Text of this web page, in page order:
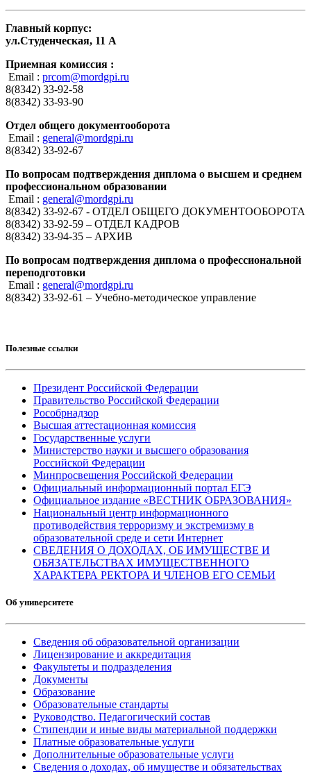
Главный корпус:
ул.Студенческая, 11 А
Приемная комиссия :
Email : prcom@mordgpi.ru
8(8342) 33-92-58
8(8342) 33-93-90
Отдел общего документооборота
Email : general@mordgpi.ru
8(8342) 33-92-67
По вопросам подтверждения диплома о высшем и среднем
профессиональном образовании
Email : general@mordgpi.ru
8(8342) 33-92-67 - ОТДЕЛ ОБЩЕГО ДОКУМЕНТООБОРОТА
8(8342) 33-92-59 – ОТДЕЛ КАДРОВ
8(8342) 33-94-35 – АРХИВ
По вопросам подтверждения диплома о профессиональной
переподготовки
Email : general@mordgpi.ru
8(8342) 33-92-61 – Учебно-методическое управление
Полезные ссылки
Президент Российской Федерации
Правительство Российской Федерации
Рособрнадзор
Высшая аттестационная комиссия
Государственные услуги
Министерство науки и высшего образования
Российской Федерации
Минпросвещения Российской Федерации
Официальный информационный портал ЕГЭ
Официальное издание «ВЕСТНИК ОБРАЗОВАНИЯ»
Национальный центр информационного
противодействия терроризму и экстремизму в
образовательной среде и сети Интернет
СВЕДЕНИЯ О ДОХОДАХ, ОБ ИМУЩЕСТВЕ И
ОБЯЗАТЕЛЬСТВАХ ИМУЩЕСТВЕННОГО
ХАРАКТЕРА РЕКТОРА И ЧЛЕНОВ ЕГО СЕМЬИ
Об университете
Сведения об образовательной организации
Лицензирование и аккредитация
Факультеты и подразделения
Документы
Образование
Образовательные стандарты
Руководство. Педагогический состав
Стипендии и иные виды материальной поддержки
Платные образовательные услуги
Дополнительные образовательные услуги
Сведения о доходах, об имуществе и обязательствах